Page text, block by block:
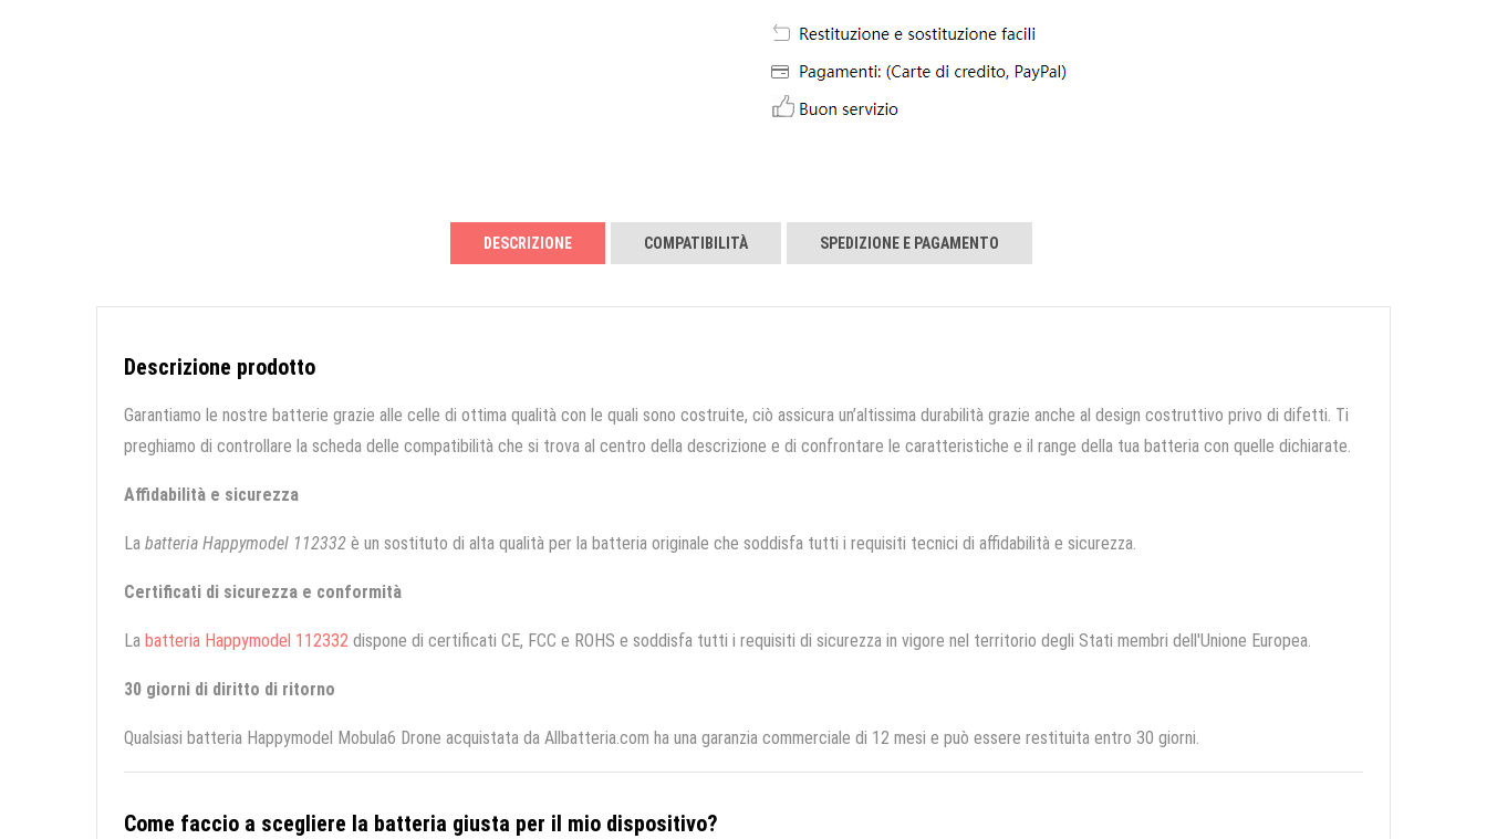
DESCRIZIONE COMPATIBILITÀ SPEDIZIONE E PAGAMENTO
Descrizione prodotto
Garantiamo le nostre batterie grazie alle celle di ottima qualità con le quali sono costruite, ciò assicura un’altissima durabilità grazie anche al design costruttivo privo di difetti. Ti
preghiamo di controllare la scheda delle compatibilità che si trova al centro della descrizione e di confrontare le caratteristiche e il range della tua batteria con quelle dichiarate.
Affidabilità e sicurezza
La batteria Happymodel 112332 è un sostituto di alta qualità per la batteria originale che soddisfa tutti i requisiti tecnici di affidabilità e sicurezza.
Certificati di sicurezza e conformità
La batteria Happymodel 112332 dispone di certificati CE, FCC e ROHS e soddisfa tutti i requisiti di sicurezza in vigore nel territorio degli Stati membri dell'Unione Europea.
30 giorni di diritto di ritorno
Qualsiasi batteria Happymodel Mobula6 Drone acquistata da Allbatteria.com ha una garanzia commerciale di 12 mesi e può essere restituita entro 30 giorni.
Come faccio a scegliere la batteria giusta per il mio dispositivo?